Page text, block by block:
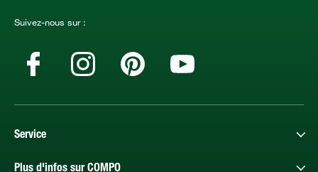
Suivez-nous sur :
Service
Plus d'infos sur COMPO